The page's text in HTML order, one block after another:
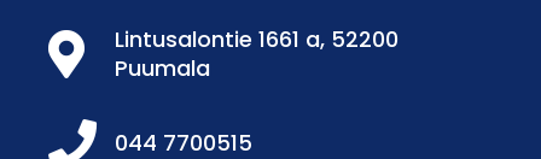
Lintusalontie 1661 a, 52200
Puumala
044 7700515